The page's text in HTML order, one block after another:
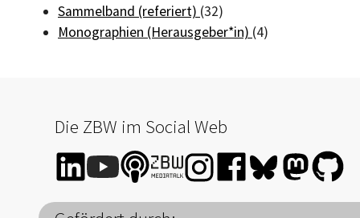
Sammelband (referiert) (32)
Monographien (Herausgeber*in) (4)
Die ZBW im Social Web